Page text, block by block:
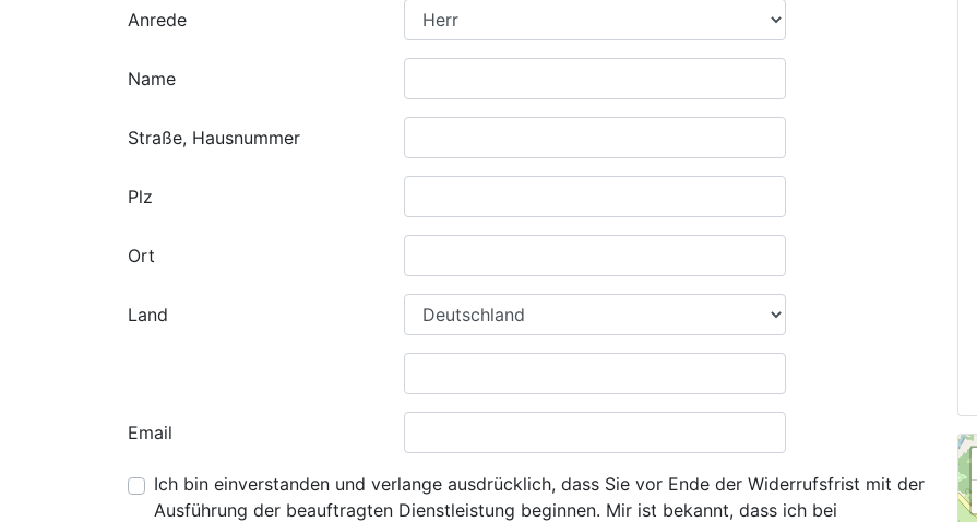
Anrede
Name
Straße, Hausnummer
Plz
Ort
Land
Email
Ich bin einverstanden und verlange ausdrücklich, dass Sie vor Ende der Widerrufsfrist mit der
Ausführung der beauftragten Dienstleistung beginnen. Mir ist bekannt, dass ich bei